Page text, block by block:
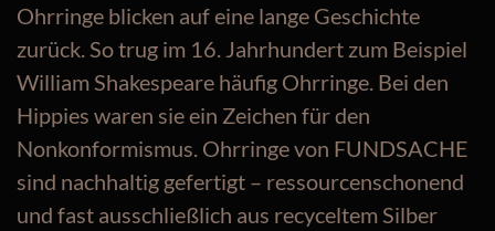
Ohrringe blicken auf eine lange Geschichte
zurück. So trug im 16. Jahrhundert zum Beispiel
William Shakespeare häufig Ohrringe. Bei den
Hippies waren sie ein Zeichen für den
Nonkonformismus. Ohrringe von FUNDSACHE
sind nachhaltig gefertigt – ressourcenschonend
und fast ausschließlich aus recyceltem Silber